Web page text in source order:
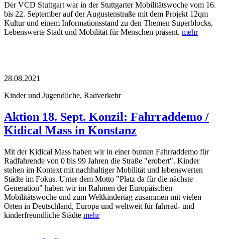
Der VCD Stuttgart war in der Stuttgarter Mobilitätswoche vom 16.
bis 22. September auf der Augustenstraße mit dem Projekt 12qm
Kultur und einem Informationsstand zu den Themen Superblocks,
Lebenswerte Stadt und Mobilität für Menschen präsent. mehr
28.08.2021
Kinder und Jugendliche, Radverkehr
Aktion 18. Sept. Konzil: Fahrraddemo /
Kidical Mass in Konstanz
Mit der Kidical Mass haben wir in einer bunten Fahrraddemo für
Radfahrende von 0 bis 99 Jahren die Straße "erobert". Kinder
stehen im Kontext mit nachhaltiger Mobilität und lebenswerten
Städte im Fokus. Unter dem Motto "Platz da für die nächste
Generation" haben wir im Rahmen der Europäischen
Mobilitätswoche und zum Weltkindertag zusammen mit vielen
Orten in Deutschland, Europa und weltweit für fahrrad- und
kinderfreundliche Städte mehr